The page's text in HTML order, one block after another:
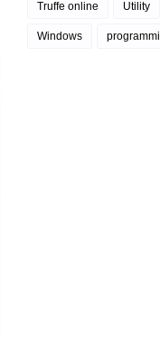
Truffe online Utility
Windows programmi